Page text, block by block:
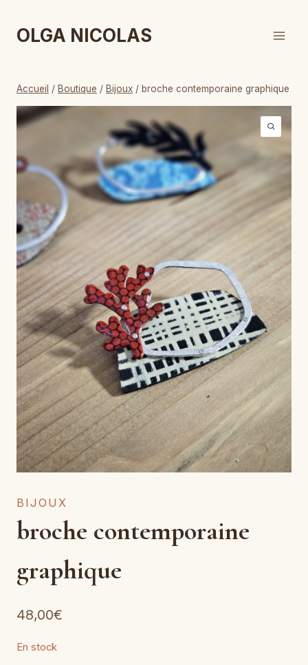
contenu
OLGA NICOLAS
Accueil / Boutique / Bijoux / broche contemporaine graphique
BIJOUX
broche contemporaine
graphique
48,00€
En stock